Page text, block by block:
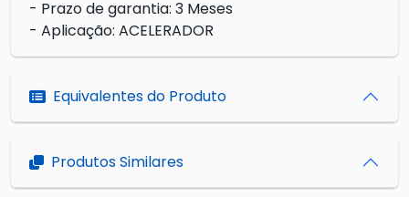
- Prazo de garantia: 3 Meses
- Aplicação: ACELERADOR
Equivalentes do Produto
Produtos Similares